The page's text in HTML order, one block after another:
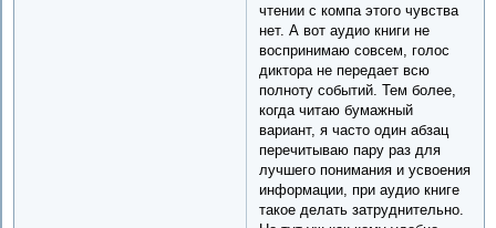
чтении с компа этого чувства
нет. А вот аудио книги не
воспринимаю совсем, голос
диктора не передает всю
полноту событий. Тем более,
когда читаю бумажный
вариант, я часто один абзац
перечитываю пару раз для
лучшего понимания и усвоения
информации, при аудио книге
такое делать затруднительно.